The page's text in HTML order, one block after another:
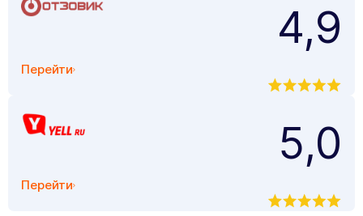
Перейти
4,9
Перейти
5,0